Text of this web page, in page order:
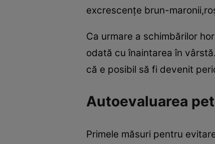
excrescenţe brun-
Ca urmare a schimbărilor
odată cu înaintarea în
că e posibil să fi devenit
Autoevaluarea
Primele măsuri pentru